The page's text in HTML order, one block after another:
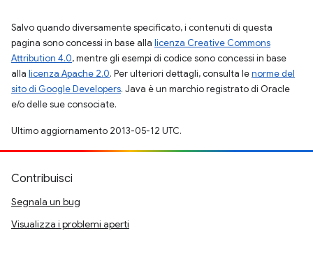
Salvo quando diversamente specificato, i contenuti di questa
pagina sono concessi in base alla licenza Creative Commons
Attribution 4.0, mentre gli esempi di codice sono concessi in base
alla licenza Apache 2.0. Per ulteriori dettagli, consulta lenorme del
sito di Google Developers. Java è un marchio registrato di Oracle
e/o delle sue consociate.
Ultimo aggiornamento 2013-05-12 UTC.
Contribuisci
Segnala un bug
Visualizza i problemi aperti